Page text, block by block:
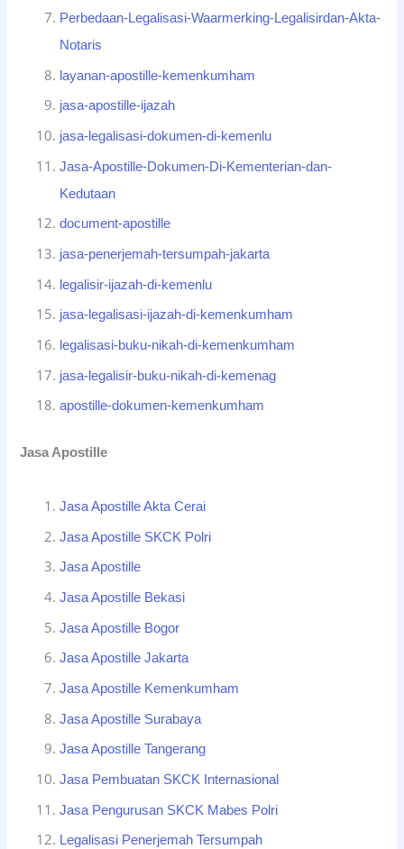
Perbedaan-Legalisasi-Waarmerking-Legalisirdan-Akta-
Notaris
layanan-apostille-kemenkumham
jasa-apostille-ijazah
jasa-legalisasi-dokumen-di-kemenlu
Jasa-Apostille-Dokumen-Di-Kementerian-dan-
Kedutaan
document-apostille
jasa-penerjemah-tersumpah-jakarta
legalisir-ijazah-di-kemenlu
jasa-legalisasi-ijazah-di-kemenkumham
legalisasi-buku-nikah-di-kemenkumham
jasa-legalisir-buku-nikah-di-kemenag
apostille-dokumen-kemenkumham
Jasa Apostille
Jasa Apostille Akta Cerai
Jasa Apostille SKCK Polri
Jasa Apostille
Jasa Apostille Bekasi
Jasa Apostille Bogor
Jasa Apostille Jakarta
Jasa Apostille Kemenkumham
Jasa Apostille Surabaya
Jasa Apostille Tangerang
Jasa Pembuatan SKCK Internasional
Jasa Pengurusan SKCK Mabes Polri
Legalisasi Penerjemah Tersumpah